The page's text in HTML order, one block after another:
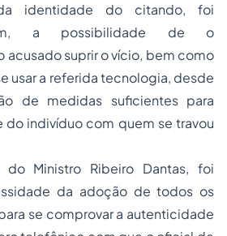
identidade do citando, foi
a possibilidade de o
suprir o vício, bem como
usar a referida tecnologia, desde
de medidas suficientes para
indivíduo com quem se travou
Ministro Ribeiro Dantas, foi
da adoção de todos os
se comprovar a autenticidade